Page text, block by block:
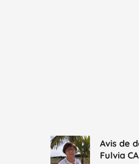
Avis de
Fulvia